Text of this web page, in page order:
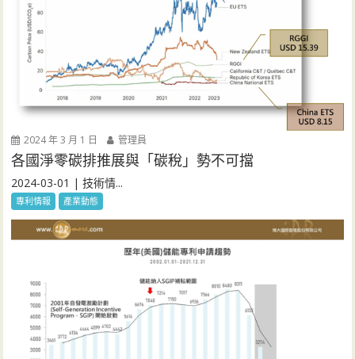
2024 年 3 月 1 日 管理員
各國淨零碳排推展與「碳稅」勢不可擋
2024-03-01 | 技術情...
專利情報 產業動態